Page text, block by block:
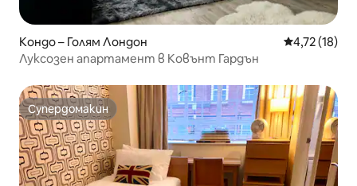
Кондо – Голям Лондон Средна
4,72 (18)
Луксозен апартамент в Ковънт Гардън
Супердомакин
Супердомакин